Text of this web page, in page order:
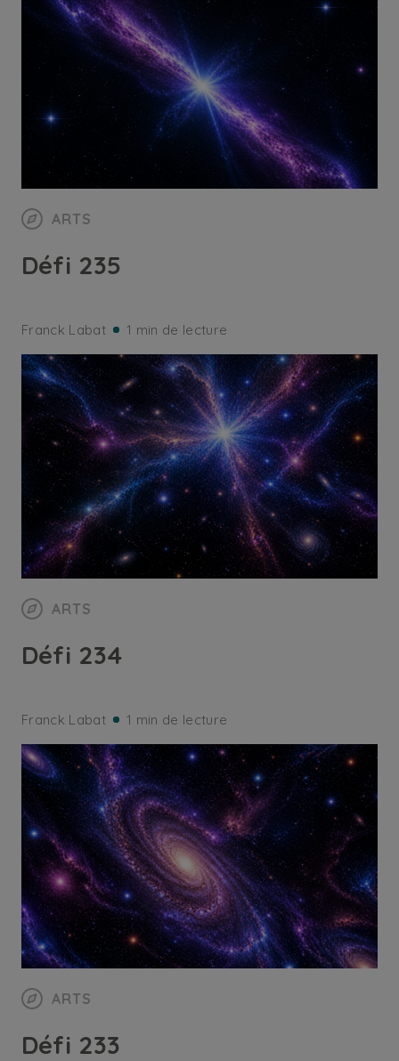
ARTS
Défi 235
Franck Labat 1 min de lecture
ARTS
Défi 234
Franck Labat 1 min de lecture
ARTS
Défi 233